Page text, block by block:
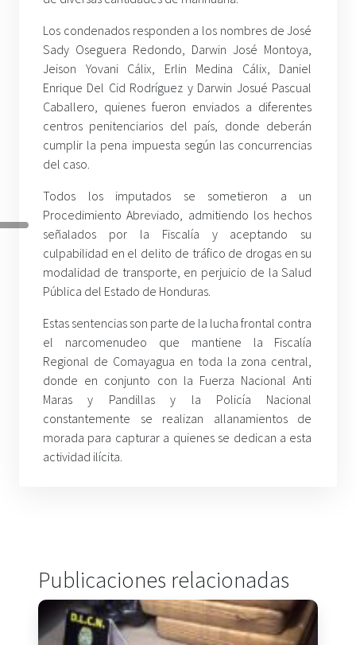
Los condenados responden a los nombres de José
Sady Oseguera Redondo, Darwin José Montoya,
Jeison Yovani Cálix, Erlin Medina Cálix, Daniel
Enrique Del Cid Rodríguez y Darwin Josué Pascual
Caballero, quienes fueron enviados a diferentes
centros penitenciarios del país, donde deberán
cumplir la pena impuesta según las concurrencias
del caso.
Todos los imputados se sometieron a un
Procedimiento Abreviado, admitiendo los hechos
señalados por la Fiscalía y aceptando su
culpabilidad en el delito de tráfico de drogas en su
modalidad de transporte, en perjuicio de la Salud
Pública del Estado de Honduras.
Estas sentencias son parte de la lucha frontal contra
el narcomenudeo que mantiene la Fiscalía
Regional de Comayagua en toda la zona central,
donde en conjunto con la Fuerza Nacional Anti
Maras y Pandillas y la Policía Nacional
constantemente se realizan allanamientos de
morada para capturar a quienes se dedican a esta
actividad ilícita.
Publicaciones relacionadas